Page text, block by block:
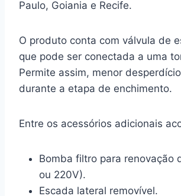
Paulo, Goiania e Recife.
O produto conta com válvula de
que pode ser conectada a uma
Permite assim, menor
durante a etapa de enchimento.
Entre os acessórios adicionais
Bomba filtro para renovação
ou 220V).
Escada lateral removível.